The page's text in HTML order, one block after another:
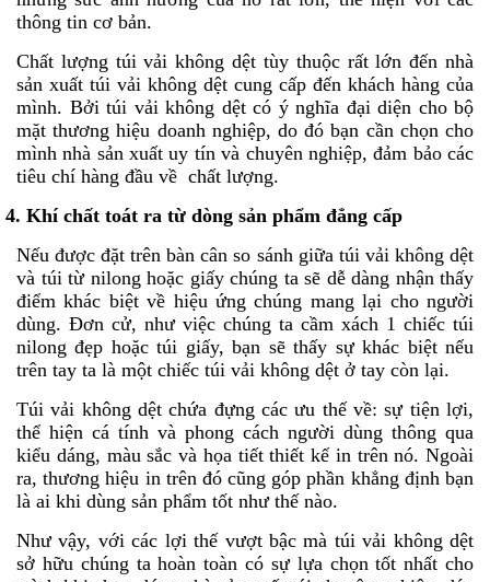
thông tin cơ bản.
Chất lượng túi vải không dệt tùy thuộc rất lớn đến nhà
sản xuất túi vải không dệt cung cấp đến khách hàng của
mình. Bởi túi vải không dệt có ý nghĩa đại diện cho bộ
mặt thương hiệu doanh nghiệp, do đó bạn cần chọn cho
mình nhà sản xuất uy tín và chuyên nghiệp, đảm bảo các
tiêu chí hàng đầu về chất lượng.
4. Khí chất toát ra từ dòng sản phẩm đẳng cấp
Nếu được đặt trên bàn cân so sánh giữa túi vải không dệt
và túi từ nilong hoặc giấy chúng ta sẽ dễ dàng nhận thấy
điểm khác biệt về hiệu ứng chúng mang lại cho người
dùng. Đơn cử, như việc chúng ta cầm xách 1 chiếc túi
nilong đẹp hoặc túi giấy, bạn sẽ thấy sự khác biệt nếu
trên tay ta là một chiếc túi vải không dệt ở tay còn lại.
Túi vải không dệt chứa đựng các ưu thế về: sự tiện lợi,
thể hiện cá tính và phong cách người dùng thông qua
kiểu dáng, màu sắc và họa tiết thiết kế in trên nó. Ngoài
ra, thương hiệu in trên đó cũng góp phần khẳng định bạn
là ai khi dùng sản phẩm tốt như thế nào.
Như vậy, với các lợi thế vượt bậc mà túi vải không dệt
sở hữu chúng ta hoàn toàn có sự lựa chọn tốt nhất cho